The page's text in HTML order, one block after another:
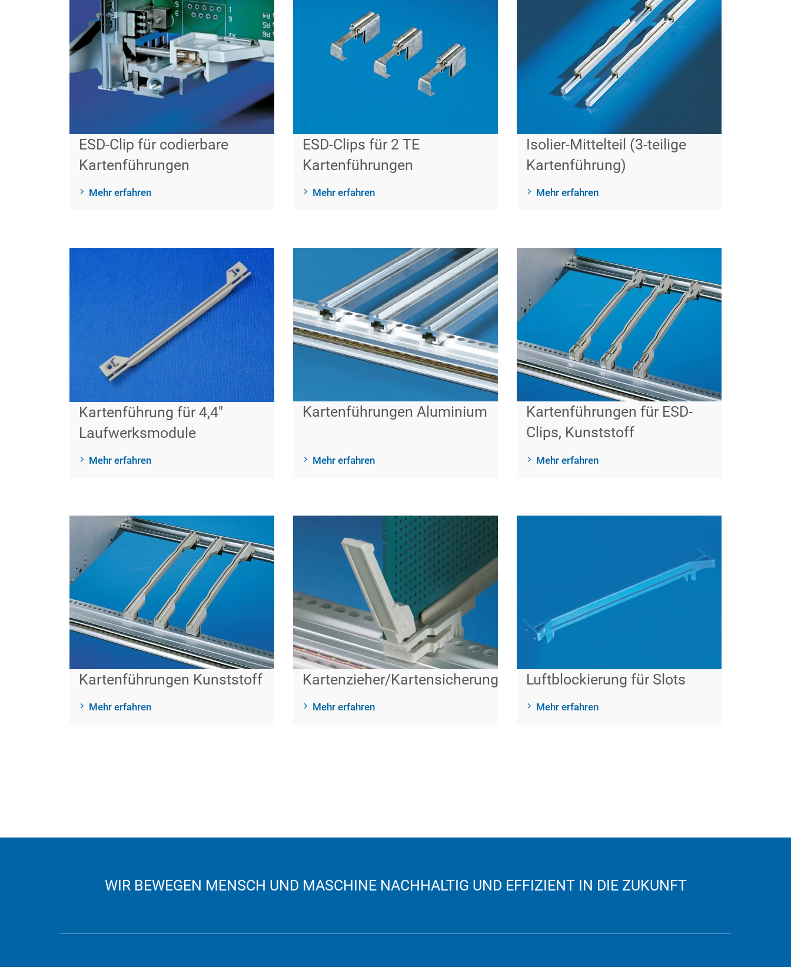
ESD-Clip für codierbare
Kartenführungen
Mehr erfahren
ESD-Clips für 2 TE
Kartenführungen
Mehr erfahren
Isolier-Mittelteil (3-teilige
Kartenführung)
Mehr erfahren
Kartenführung für 4,4"
Laufwerksmodule
Mehr erfahren
Kartenführungen Aluminium
Mehr erfahren
Kartenführungen für ESD-
Clips, Kunststoff
Mehr erfahren
Kartenführungen Kunststoff
Mehr erfahren
Kartenzieher/Kartensicherung
Mehr erfahren
Luftblockierung für Slots
Mehr erfahren
WIR BEWEGEN MENSCH UND MASCHINE NACHHALTIG UND EFFIZIENT IN DIE ZUKUNFT